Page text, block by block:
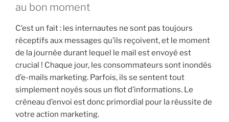
au bon moment
C’est un fait : les internautes ne sont pas toujours
réceptifs aux messages qu’ils reçoivent, et le moment
de la journée durant lequel le mail est envoyé est
crucial ! Chaque jour, les consommateurs sont inondés
d’e-mails marketing. Parfois, ils se sentent tout
simplement noyés sous un flot d’informations. Le
créneau d’envoi est donc primordial pour la réussite de
votre action marketing.